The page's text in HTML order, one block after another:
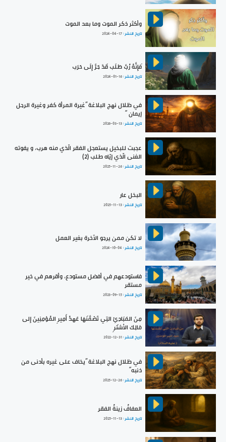
وأكثر ذكر الموت وما بعد الموت
تاريخ النشر :2024-04-17
فَإِنَّهُ رُبَّ طَلَب قَدْ جَرَّ إِلَى حَرَب
تاريخ النشر :2024-01-16
في ظلال نهج البلاغة ”غيرة المرأة كفر وغيرة الرجل
إيمان “
تاريخ النشر :2026-03-13
عجبت للبخيل يستعجل الفقر الّذي منه هرب، و يفوته
الغنى الّذي إيّاه طلب (2)
تاريخ النشر :2025-11-26
البخل عار
تاريخ النشر :2025-11-13
لا تكن ممن يرجو الآخرة بغير العمل
تاريخ النشر : 2024-10-04
فاستودعهم في أفضل مستودع، وأقرهم في خير
مستقر
تاريخ النشر :2023-09-15
مِنَ المَبَادِئِ التِي تَضَمَّنَهَا عَهدُ أَمِيرِ المُؤمِنِينَ إِلى
مَالِك الأشتَرِ
تاريخ النشر :2022-12-31
في ظلال نهج البلاغة ”يخاف على غيره بأدنى من
ذنبه“
تاريخ النشر :2025-12-26
العفافُ زينةُ الفقر
تاريخ النشر :2025-11-13